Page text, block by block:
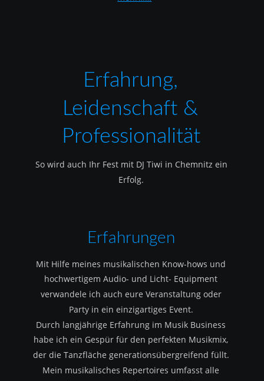
Erfahrung,
Leidenschaft &
Professionalität
So wird auch Ihr Fest mit DJ Tiwi in Chemnitz ein
Erfolg.
Erfahrungen
Mit Hilfe meines musikalischen Know-hows und
hochwertigem Audio- und Licht- Equipment
verwandele ich auch eure Veranstaltung oder
Party in ein einzigartiges Event.
Durch langjährige Erfahrung im Musik Business
habe ich ein Gespür für den perfekten Musikmix,
der die Tanzfläche generationsübergreifend füllt.
Mein musikalisches Repertoires umfasst alle